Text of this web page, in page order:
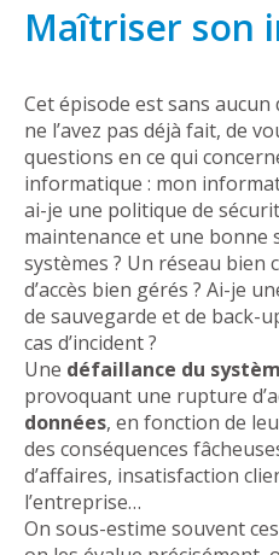
Maîtriser son
Cet épisode est sans aucun
ne l’avez pas déjà fait, de
questions en ce qui
informatique : mon
ai-je une politique de
maintenance et une bonne
systèmes ? Un réseau bien
d’accès bien gérés ? Ai-je
de sauvegarde et de back-
cas d’incident ?
Une défaillance du
provoquant une rupture
données, en fonction de
des conséquences
d’affaires, insatisfaction
l’entreprise…
On sous-estime souvent